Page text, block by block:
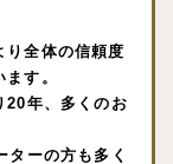
り全体の信頼度
す。
20年、多くのお
ターの方も多く